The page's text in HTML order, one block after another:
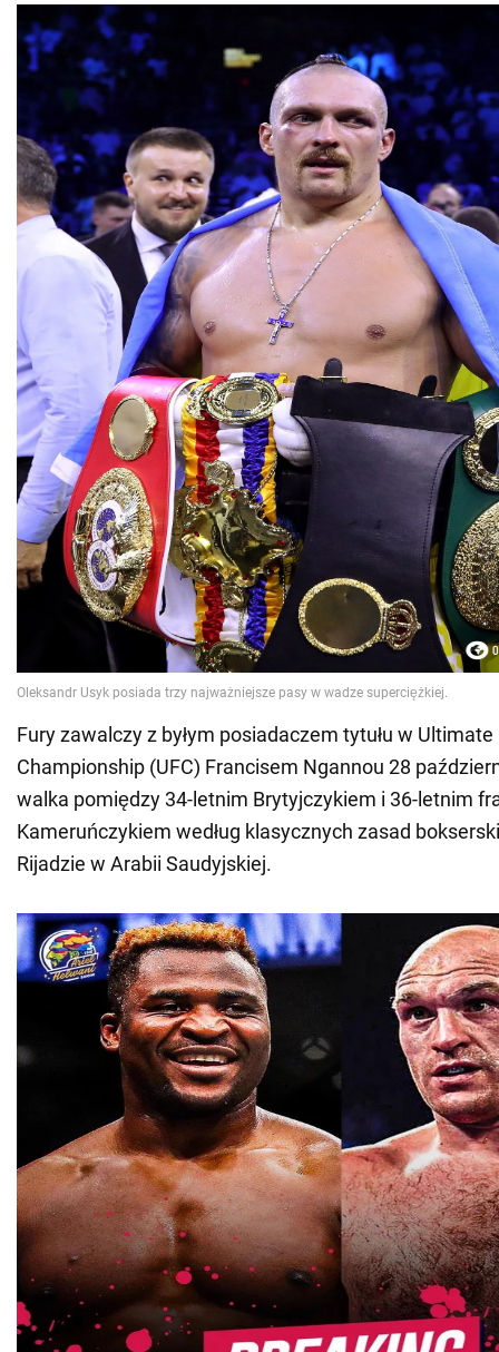
Fury zawalczy z byłym posiadaczem tytułu w
Championship (UFC) Francisem Ngannou 28
walka pomiędzy 34-letnim Brytyjczykiem i 36-letnim
Kameruńczykiem według klasycznych zasad
Rijadzie w Arabii Saudyjskiej.